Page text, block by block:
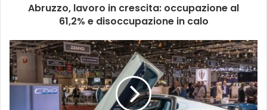
Abruzzo, lavoro in crescita: occupazione al
61,2% e disoccupazione in calo